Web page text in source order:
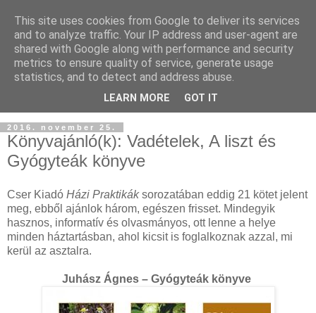
2016. november 25.
Könyvajánló(k): Vadételek, A liszt és
Gyógyteák könyve
Cser Kiadó Házi Praktikáksorozatában eddig 21 kötet jelent
meg, ebből ajánlok három, egészen frisset. Mindegyik
hasznos, informatív és olvasmányos, ott lenne a helye
minden háztartásban, ahol kicsit is foglalkoznak azzal, mi
kerül az asztalra.
Juhász Ágnes – Gyógyteák könyve
This site uses cookies from Google to deliver its services
and to analyze traffic. Your IP address and user-agent are
shared with Google along with performance and security
metrics to ensure quality of service, generate usage
statistics, and to detect and address abuse.
LEARN MORE GOT IT